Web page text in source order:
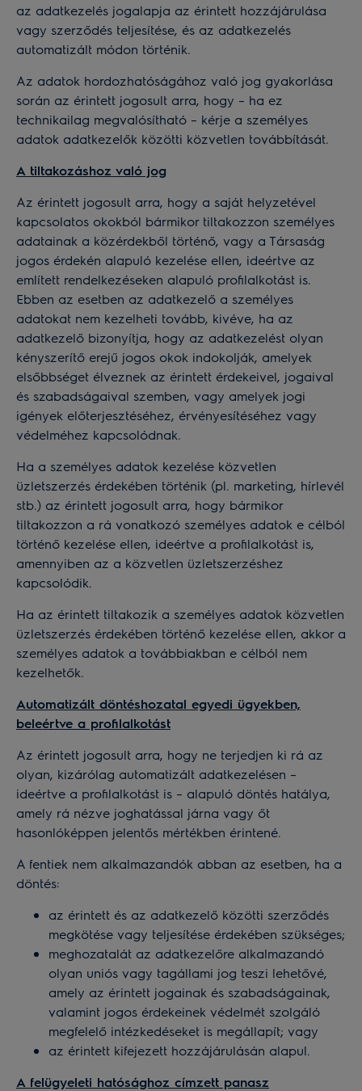
az adatkezelés jogalapja az érintett hozzájárulása
vagy szerződés teljesítése, és az adatkezelés
automatizált módon történik.
Az adatok hordozhatóságához való jog gyakorlása
során az érintett jogosult arra, hogy – ha ez
technikailag megvalósítható – kérje a személyes
adatok adatkezelők közötti közvetlen továbbítását.
A tiltakozáshoz való jog
Az érintett jogosult arra, hogy a saját helyzetével
kapcsolatos okokból bármikor tiltakozzon személyes
adatainak a közérdekből történő, vagy a Társaság
jogos érdekén alapuló kezelése ellen, ideértve az
említett rendelkezéseken alapuló profilalkotást is.
Ebben az esetben az adatkezelő a személyes
adatokat nem kezelheti tovább, kivéve, ha az
adatkezelő bizonyítja, hogy az adatkezelést olyan
kényszerítő erejű jogos okok indokolják, amelyek
elsőbbséget élveznek az érintett érdekeivel, jogaival
és szabadságaival szemben, vagy amelyek jogi
igények előterjesztéséhez, érvényesítéséhez vagy
védelméhez kapcsolódnak.
Ha a személyes adatok kezelése közvetlen
üzletszerzés érdekében történik (pl. marketing, hírlevél
stb.) az érintett jogosult arra, hogy bármikor
tiltakozzon a rá vonatkozó személyes adatok e célból
történő kezelése ellen, ideértve a profilalkotást is,
amennyiben az a közvetlen üzletszerzéshez
kapcsolódik.
Ha az érintett tiltakozik a személyes adatok közvetlen
üzletszerzés érdekében történő kezelése ellen, akkor a
személyes adatok a továbbiakban e célból nem
kezelhetők.
Automatizált döntéshozatal egyedi ügyekben,
beleértve a profilalkotást
Az érintett jogosult arra, hogy ne terjedjen ki rá az
olyan, kizárólag automatizált adatkezelésen –
ideértve a profilalkotást is – alapuló döntés hatálya,
amely rá nézve joghatással járna vagy őt
hasonlóképpen jelentős mértékben érintené.
A fentiek nem alkalmazandók abban az esetben, ha a
döntés:
az érintett és az adatkezelő közötti szerződés
megkötése vagy teljesítése érdekében szükséges;
meghozatalát az adatkezelőre alkalmazandó
olyan uniós vagy tagállami jog teszi lehetővé,
amely az érintett jogainak és szabadságainak,
valamint jogos érdekeinek védelmét szolgáló
megfelelő intézkedéseket is megállapít; vagy
az érintett kifejezett hozzájárulásán alapul.
A felügyeleti hatósághoz címzett panasz